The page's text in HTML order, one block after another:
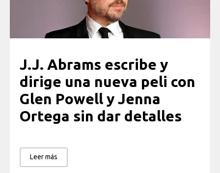
J.J. Abrams escribe y
dirige una nueva peli con
Glen Powell y Jenna
Ortega sin dar detalles
Leer más